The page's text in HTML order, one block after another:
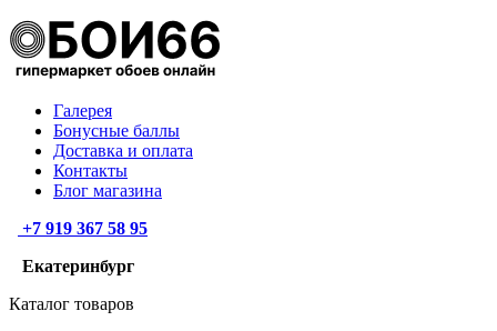
Галерея
Бонусные баллы
Доставка и оплата
Контакты
Блог магазина
+7 919 367 58 95
Екатеринбург
Каталог товаров